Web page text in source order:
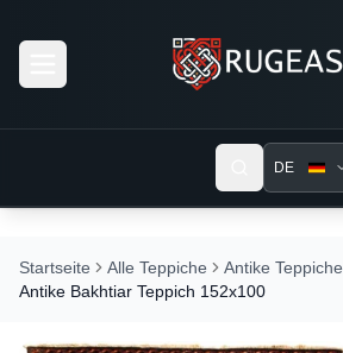
DE
Startseite Alle Teppiche
Antike Teppiche
Antike Bakhtiar Teppich 152x100